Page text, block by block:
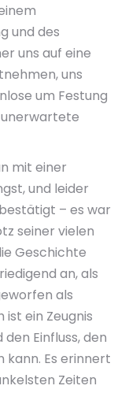
und des
uns auf eine
uns
um Festung
unerwartete
mit einer
und leider
– es war
seiner vielen
Geschichte
an, als
als
ein Zeugnis
Einfluss, den
kann. Es erinnert
Zeiten